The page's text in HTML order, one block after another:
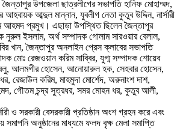
জৈন্তাপুর উপজেলা ছাত্রলীগের সভাপতি হানিফ মোহাম্মদ,
আব্দুল মান্নান, যুবলীগ নেতা কুতুব উদ্দিন, নার্সারী
আহমদ প্রমুখ। এছাড়া উপস্থিত ছিলেন জৈন্তাপুর
নুরুল ইসলাম, অর্থ সম্পাদক গোলাম সারওয়ার বেলাল,
খান, জৈন্তাপুর অনলাইন প্রেস ক্লাবের সভাপতি
মোঃ রেজওয়ান করিম সাব্বির, যুগ্ম সম্পাদক শোয়েব
আলমগীর হোসেন, আনোয়ারুল হক, সেহবার হোসেন,
রেজাউল করিম, মাহমুদা মোর্শেদ, অরুনাংশ দাশ,
গৌতম চন্দ্র সুত্রধর, সমর মোহন ধর, কুতুব আলী,
ও সরকারী বেসরকারী প্রতিষ্ঠান অংশ গ্রহন করে এবং
অনুষ্ঠানের মাধ্যমে ফলদ বৃক্ষ মেলা সমাপ্তি